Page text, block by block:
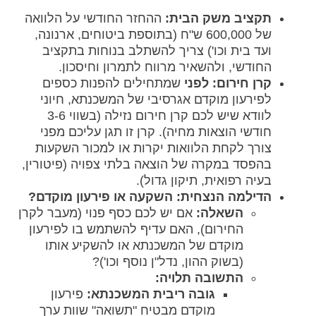
תקציב משק הבית: ההחזר החודשי על הלוואה
של 600,000 ש"ח (בתוספת ביטוחים, ארנונה,
ועד בית וכו') צריך להשתלב בנוחות בתקציב
החודשי, ולהשאיר מרווח לתמרון וחיסכון.
קרן חירום: לפני שמתחילים להפנות כספים
לפירעון מוקדם אגרסיבי של המשכנתא, חיוני
לוודא שיש לכם קרן חירום נזילה (בשווי 3-6
חודשי הוצאות מחיה). קרן זו תגן עליכם מפני
צורך לקחת הלוואות יקרות או למכור השקעות
בהפסד במקרה של הוצאה בלתי צפויה (פיטורין,
בעיה רפואית, תיקון גדול).
הדילמה הנצחית: השקעה או פירעון מוקדם?
השאלה: אם יש לכם כסף פנוי (מעבר לקרן
החירום), האם עדיף להשתמש בו לפירעון
מוקדם של המשכנתא או להשקיע אותו
(בשוק ההון, נדל"ן נוסף וכו')?
התשובה תלויה:
גובה ריבית המשכנתא: פירעון
מוקדם מבטיח "תשואה" שוות ערך